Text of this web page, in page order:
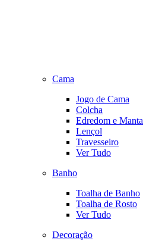
Cama
Jogo de Cama
Colcha
Edredom e Manta
Lençol
Travesseiro
Ver Tudo
Banho
Toalha de Banho
Toalha de Rosto
Ver Tudo
Decoração